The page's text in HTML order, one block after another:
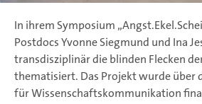
In ihrem Symposium
Postdocs Yvonne Siegmund und Ina
transdisziplinär die blinden Flecken
thematisiert. Das Projekt wurde über
für Wissenschaftskommunikation